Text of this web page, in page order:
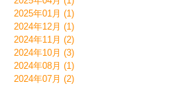
2025年01月 (1)
2024年12月 (1)
2024年11月 (2)
2024年10月 (3)
2024年08月 (1)
2024年07月 (2)